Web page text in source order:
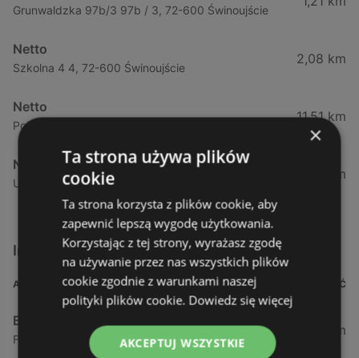
Grunwaldzka 97b/3 97b / 3, 72-600 Świnoujście
Netto
Szkolna 4 4, 72-600 Świnoujście
2,08 km
Netto
Polna 67 67, 72-500 Międzyzdroje
11,51 km
Netto
Ul. Gryfa Pomorskiego 17 17, 72-500 Międzyzdroje
12,41 km
Inne sklepy Supermarkety w pobliżu
ADRES ODLEGŁOŚĆ
Biedronka
Fińska 4, 72-602 Świnoujście
0,23 km
×
Ta strona używa plików
cookie
Ta strona korzysta z plików cookie, aby
zapewnić lepszą wygodę użytkowania.
Korzystając z tej strony, wyrażasz zgodę
na używanie przez nas wszystkich plików
cookie zgodnie z warunkami naszej
polityki plików cookie. Dowiedz się więcej
AKCEPTUJ WSZYSTKIE